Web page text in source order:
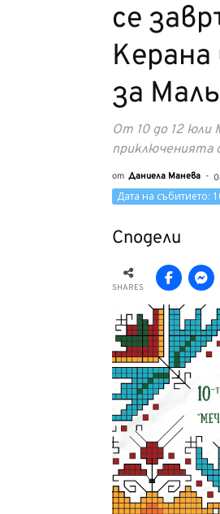
се
за
От 10 до 12 юли
приключенията
от Даниела Манева -
Дата на събитието:
Сподели
SHARES